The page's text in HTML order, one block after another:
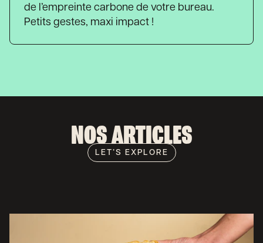
de l’empreinte carbone de votre bureau.
Petits gestes, maxi impact !
NOS ARTICLES
LET’S EXPLORE